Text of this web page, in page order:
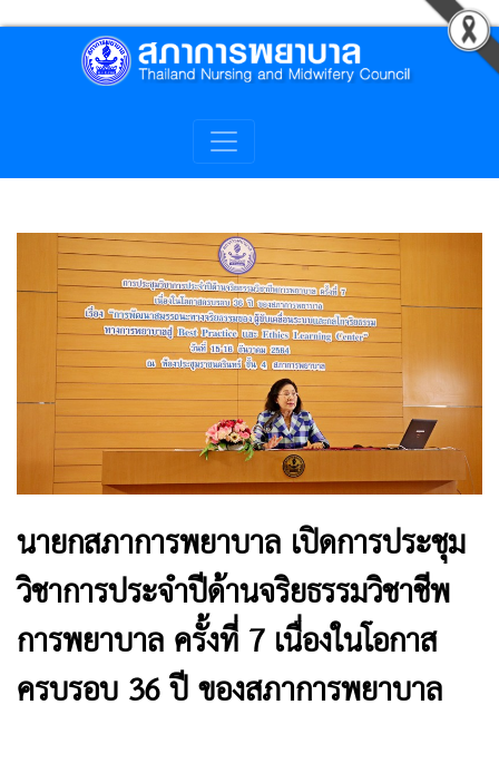
นายกสภาการพยาบาล เปิดการประชุม
วิชาการประจำปีด้านจริยธรรมวิชาชีพ
การพยาบาล ครั้งที่ 7 เนื่องในโอกาส
ครบรอบ 36 ปี ของสภาการพยาบาล